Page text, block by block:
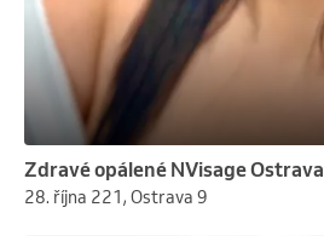
Zdravé opálené NVisage Ostrava
28. října 221, Ostrava 9